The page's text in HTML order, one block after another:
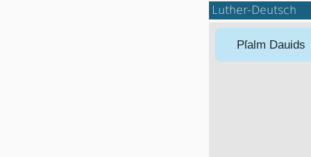
Luther-Deutsch
Pſalm Dauids